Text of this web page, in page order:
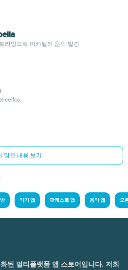
리밍으로 아카펠라 음악 발견
많은 내용 보기
악기 앱 팟캐스트 앱 음악 앱 오
멀티플랫폼 앱 스토어입니다. 저희